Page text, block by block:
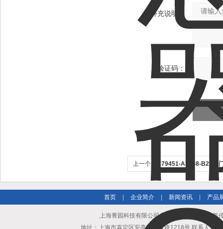
补充说明：
验证码：
上一个： C79451-A3468-B25西
检测器
首页 企业简介 新闻资讯 产品
上海菁园科技有限公司专业提供西门子O61
地址：上海市嘉定区安亭镇园区路1218号 联系人：